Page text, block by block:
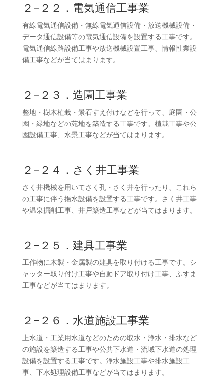
２−２２．電気通信工事業
有線電気通信設備・無線電気通信設備・放送機械設備・
データ通信設備等の電気通信設備を設置する工事です。
電気通信線路設備工事や放送機械設置工事、情報性業設
備工事などが当てはまります。
２−２３．造園工事業
整地・樹木植栽・景石すえ付けなどを行って、庭園・公
園・緑地などの苑地を築造する工事です。植栽工事や公
園設備工事、水景工事などが当てはまります。
２−２４．さく井工事業
さく井機械を用いてさく孔・さく井を行ったり、これら
の工事に伴う揚水設備を設置する工事です。さく井工事
や温泉掘削工事、井戸築造工事などが当てはまります。
２−２５．建具工事業
工作物に木製・金属製の建具を取り付ける工事です。シ
ャッター取り付け工事や自動ドア取り付け工事、ふすま
工事などが当てはまります。
２−２６．水道施設工事業
上水道・工業用水道などのための取水・浄水・排水など
の施設を築造する工事や公共下水道・流域下水道の処理
設備を設置する工事です。浄水施設工事や排水施設工
事、下水処理設備工事などが当てはまります。